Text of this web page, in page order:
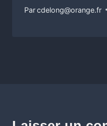
Parcdelong@orange.fr